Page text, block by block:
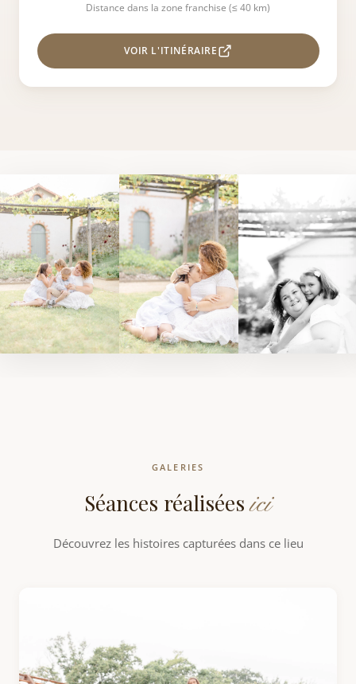
Distance dans la zone franchise (≤ 40 km)
VOIR L'ITINÉRAIRE
GALERIES
Séances réaliséesici
Découvrez les histoires capturées dans ce lieu